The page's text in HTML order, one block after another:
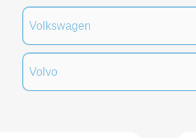
Volkswagen
Volvo